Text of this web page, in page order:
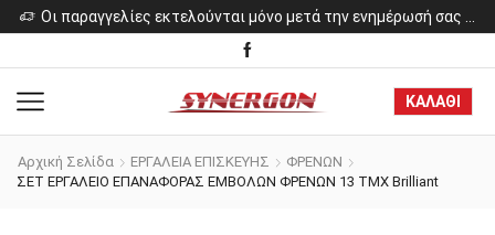
ΚΑΛΑΘΙ
Αρχική Σελίδα ΕΡΓΑΛΕΙΑ ΕΠΙΣΚΕΥΗΣ
ΦΡΕΝΩΝ
ΣΕΤ ΕΡΓΑΛΕΙΟ ΕΠΑΝΑΦΟΡΑΣ ΕΜΒΟΛΩΝ ΦΡΕΝΩΝ 13 ΤΜΧ Brilliant